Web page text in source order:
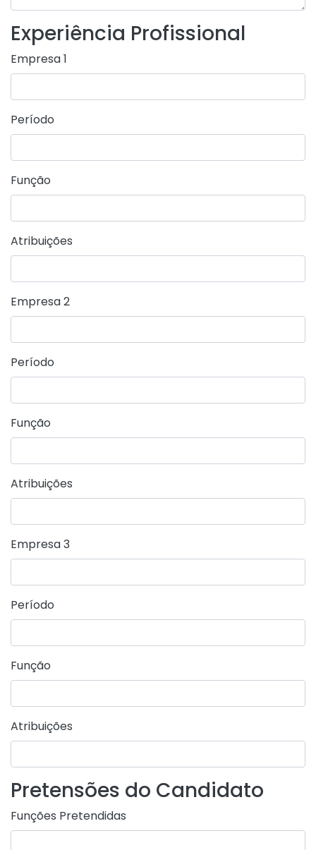
Experiência Profissional
Empresa 1
Período
Função
Atribuições
Empresa 2
Período
Função
Atribuições
Empresa 3
Período
Função
Atribuições
Pretensões do Candidato
Funções Pretendidas